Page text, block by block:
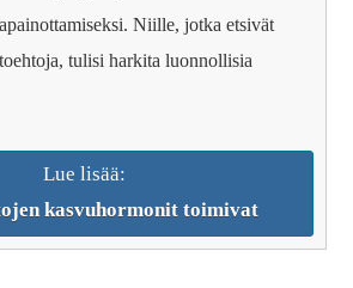
Niille, jotka etsivät
tulisi harkita luonnollisia
Lue lisää:
kasvuhormonit toimivat